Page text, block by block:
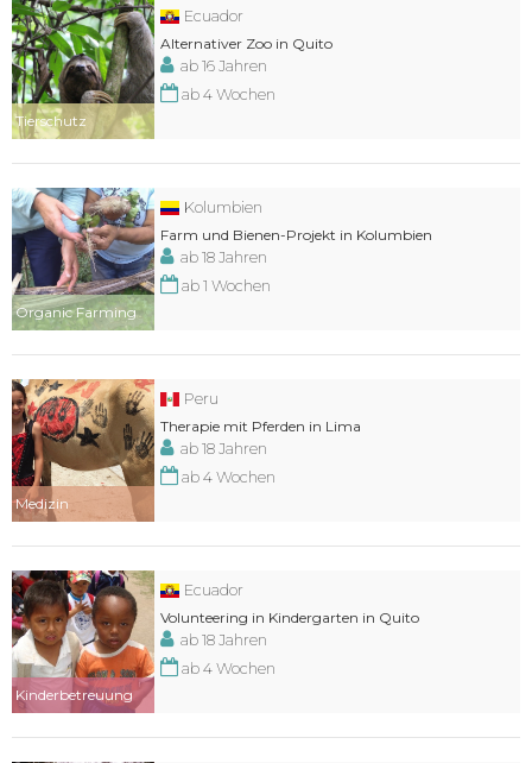
Tierschutz
Ecuador
Alternativer Zoo in Quito
ab 16 Jahren
ab 4 Wochen
Organic Farming
Kolumbien
Farm und Bienen-Projekt in Kolumbien
ab 18 Jahren
ab 1 Wochen
Medizin
Peru
Therapie mit Pferden in Lima
ab 18 Jahren
ab 4 Wochen
Kinderbetreuung
Ecuador
Volunteering in Kindergarten in Quito
ab 18 Jahren
ab 4 Wochen